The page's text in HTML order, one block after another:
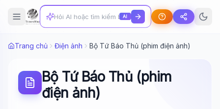
AI
Trang chủ Điện ảnh Bộ Tứ Báo Thủ (phim điện ảnh)
Bộ Tứ Báo Thủ (phim
điện ảnh)